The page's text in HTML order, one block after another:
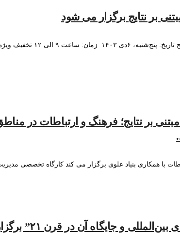
بر نتایج برگزار می شود
کارگاه مقدماتی مدیریت مبتنی بر نتایج تاریخ: پنج‌شنبه، ۶دی
بر نتایج؛ فرهنگ و ارتباطات در
با همکاری بنیاد علوی برگزار می کند کارگاه تخصصی
“مدرسه پائیزی سازمان‌های بین‌المللی